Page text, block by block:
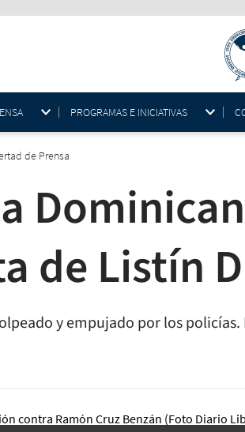
PROGRAMAS E INICIATIVAS
de Prensa
de Listín
y empujado por los